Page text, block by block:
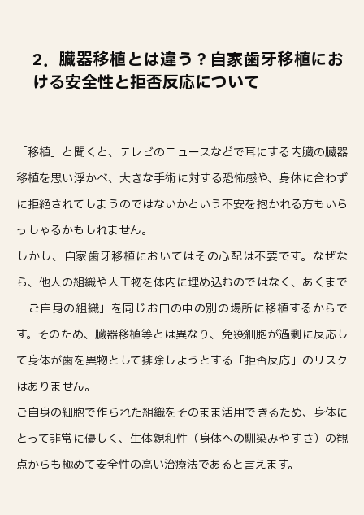
2．臓器移植とは違う？自家歯牙移植にお
ける安全性と拒否反応について
「移植」と聞くと、テレビのニュースなどで耳にする内臓の臓器
移植を思い浮かべ、大きな手術に対する恐怖感や、身体に合わず
に拒絶されてしまうのではないかという不安を抱かれる方もいら
っしゃるかもしれません。
しかし、自家歯牙移植においてはその心配は不要です。なぜな
ら、他人の組織や人工物を体内に埋め込むのではなく、あくまで
「ご自身の組織」を同じお口の中の別の場所に移植するからで
す。そのため、臓器移植等とは異なり、免疫細胞が過剰に反応し
て身体が歯を異物として排除しようとする「拒否反応」のリスク
はありません。
ご自身の細胞で作られた組織をそのまま活用できるため、身体に
とって非常に優しく、生体親和性（身体への馴染みやすさ）の観
点からも極めて安全性の高い治療法であると言えます。